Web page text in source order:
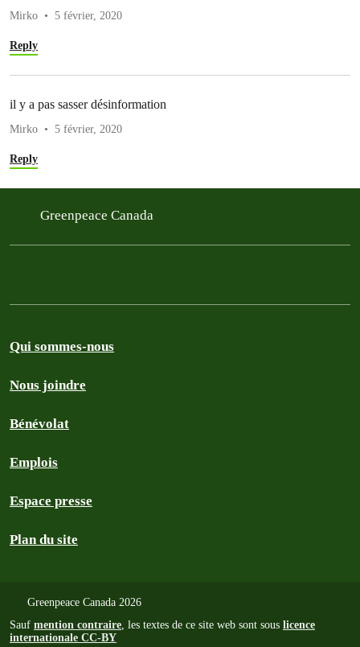
Mirko 5 février, 2020
Reply
il y a pas sasser désinformation
Mirko 5 février, 2020
Reply
Greenpeace Canada
Qui sommes-nous
Nous joindre
Bénévolat
Emplois
Espace presse
Plan du site
Greenpeace Canada 2026
Sauf mention contraire , les textes de ce site web sont sous licence
internationale CC-BY